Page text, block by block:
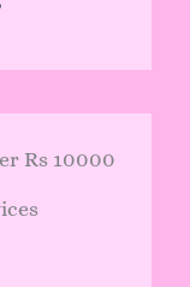
Rs 10000